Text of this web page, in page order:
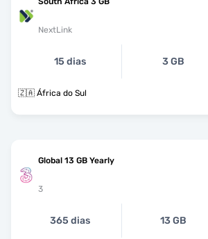
NextLink
15 dias 3 GB
🇿🇦 África do Sul
Global 13 GB Yearly
3
365 dias 13 GB